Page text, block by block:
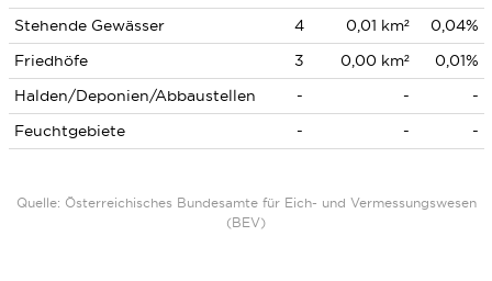
Stehende Gewässer
4 0,01 km²
0,04%
Friedhöfe
3 0,00 km²
0,01%
Halden/Deponien/Abbaustellen
- -
-
Feuchtgebiete
- - -
Quelle: Österreichisches Bundesamte für Eich- und Vermessungswesen
(BEV)